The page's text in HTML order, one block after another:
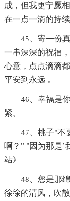
成，但我更宁愿
在一点一滴的持
45、寄一份
一串深深的祝福
心意，点点滴滴
平安到永远 。
46、幸福是
紧。
47、桃子"不
啊？" "因为那是’
站》
48、您是那
徐徐的清风，吹